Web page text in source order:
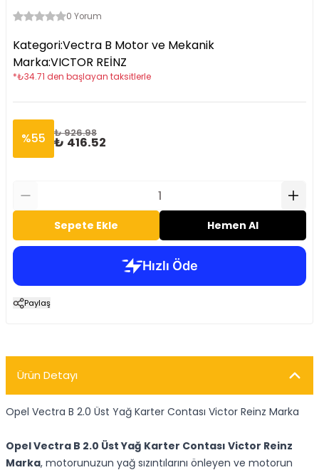
0 Yorum
Kategori:Vectra B Motor ve Mekanik
Marka:VICTOR REİNZ
*₺34.71 den başlayan taksitlerle
%55 ₺ 926.98
₺ 416.52
Sepete Ekle Hemen Al
Paylaş
Ürün Detayı
Opel Vectra B 2.0 Üst Yağ Karter Contası Victor Reinz Marka
Opel Vectra B 2.0 Üst Yağ Karter Contası Victor Reinz
Marka, motorunuzun yağ sızıntılarını önleyen ve motorun